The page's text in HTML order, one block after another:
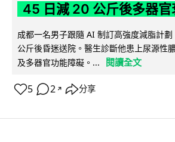
45 日減 20 公斤後多器官
成都一名男子跟隨 AI 制訂高強度減脂計
公斤後昏迷送院。醫生診斷他患上尿源性
及多器官功能障礙。...
閱讀全文
5 2 ↗ 分享